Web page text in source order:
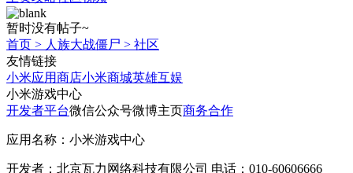
暂时没有帖子~
首页 > 人族大战僵尸 > 社区
友情链接
小米应用商店小米商城英雄互娱
小米游戏中心
开发者平台微信公众号微博主页商务合作
应用名称：小米游戏中心
开发者：北京瓦力网络科技有限公司 电话：010-60606666